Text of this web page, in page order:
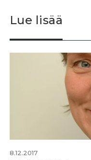
Lue lisää
8.12.2017